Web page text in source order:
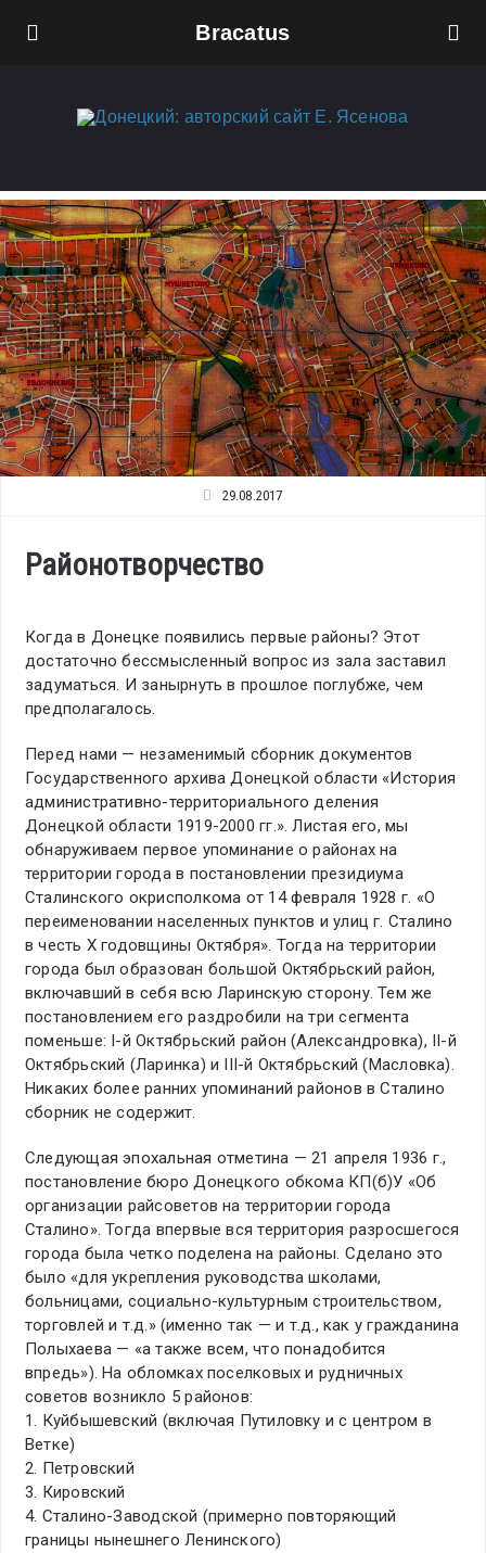
Bracatus
29.08.2017
Районотворчество
Когда в Донецке появились первые районы? Этот
достаточно бессмысленный вопрос из зала заставил
задуматься. И занырнуть в прошлое поглубже, чем
предполагалось.
Перед нами — незаменимый сборник документов
Государственного архива Донецкой области «История
административно-территориального деления
Донецкой области 1919-2000 гг.». Листая его, мы
обнаруживаем первое упоминание о районах на
территории города в постановлении президиума
Сталинского окрисполкома от 14 февраля 1928 г. «О
переименовании населенных пунктов и улиц г. Сталино
в честь Х годовщины Октября». Тогда на территории
города был образован большой Октябрьский район,
включавший в себя всю Ларинскую сторону. Тем же
постановлением его раздробили на три сегмента
поменьше: I-й Октябрьский район (Александровка), II-й
Октябрьский (Ларинка) и III-й Октябрьский (Масловка).
Никаких более ранних упоминаний районов в Сталино
сборник не содержит.
Следующая эпохальная отметина — 21 апреля 1936 г.,
постановление бюро Донецкого обкома КП(б)У «Об
организации райсоветов на территории города
Сталино». Тогда впервые вся территория разросшегося
города была четко поделена на районы. Сделано это
было «для укрепления руководства школами,
больницами, социально-культурным строительством,
торговлей и т.д.» (именно так — и т.д., как у гражданина
Полыхаева — «а также всем, что понадобится
впредь»). На обломках поселковых и рудничных
советов возникло 5 районов:
1. Куйбышевский (включая Путиловку и с центром в
Ветке)
2. Петровский
3. Кировский
4. Сталино-Заводской (примерно повторяющий
границы нынешнего Ленинского)